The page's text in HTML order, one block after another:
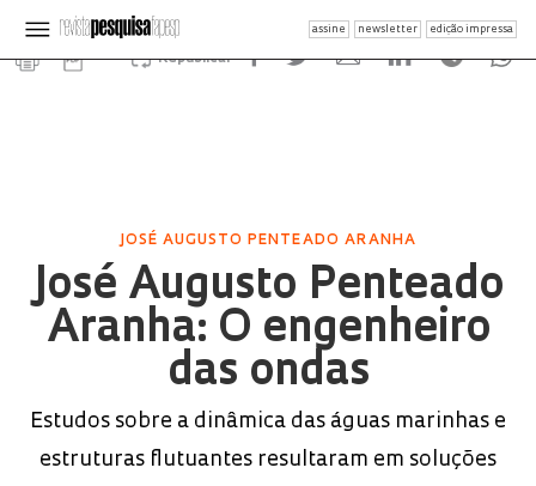
assine newsletter edição impressa
Republicar
JOSÉ AUGUSTO PENTEADO ARANHA
José Augusto Penteado
Aranha: O engenheiro
das ondas
Estudos sobre a dinâmica das águas marinhas e
estruturas flutuantes resultaram em soluções